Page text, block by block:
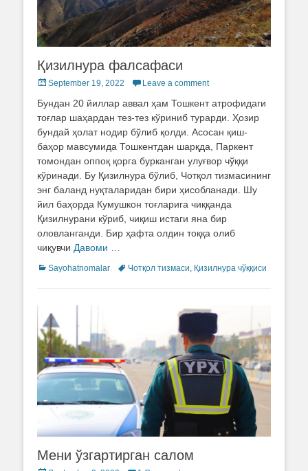
Қизилнура фалсафаси
Posted
September 19, 2022 Leave a comment
Бундан 20 йиллар аввал ҳам Тошкент атрофидаги
тоғлар шаҳардан тез-тез кўриниб турарди. Ҳозир
бундай ҳолат нодир бўлиб қолди. Асосан қиш-
баҳор мавсумида Тошкентдан шарқда, Паркент
томондан оппоқ қорга бурканган улуғвор чўққи
кўринади. Бу Қизилнура бўлиб, Чотқол тизмасининг
энг баланд нуқталаридан бири ҳисобланади. Шу
йил баҳорда Кумушкон тоғларига чиққанда
Қизилнурани кўриб, чиқиш истаги яна бир
оловланганди. Бир ҳафта олдин тоққа олиб
чиқувчи Давоми …
Categories
Sayohatnomalar TagsЧотқол тизмаси Қизилнура чўққиси
Мени ўзгартирган салом